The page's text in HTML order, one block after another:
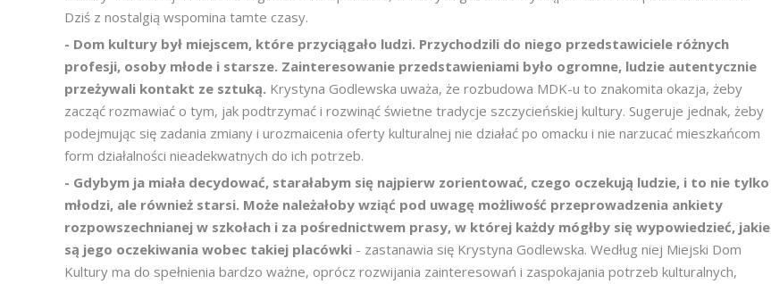
Dziś z nostalgią wspomina tamte czasy.
- Dom kultury był miejscem, które przyciągało ludzi. Przychodzili do niego przedstawiciele różnych
profesji, osoby młode i starsze. Zainteresowanie przedstawieniami było ogromne, ludzie autentycznie
przeżywali kontakt ze sztuką. Krystyna Godlewska uważa, że rozbudowa MDK-u to znakomita okazja, żeby
zacząć rozmawiać o tym, jak podtrzymać i rozwinąć świetne tradycje szczycieńskiej kultury. Sugeruje jednak, żeby
podejmując się zadania zmiany i urozmaicenia oferty kulturalnej nie działać po omacku i nie narzucać mieszkańcom
form działalności nieadekwatnych do ich potrzeb.
- Gdybym ja miała decydować, starałabym się najpierw zorientować, czego oczekują ludzie, i to nie tylko
młodzi, ale również starsi. Może należałoby wziąć pod uwagę możliwość przeprowadzenia ankiety
rozpowszechnianej w szkołach i za pośrednictwem prasy, w której każdy mógłby się wypowiedzieć, jakie
są jego oczekiwania wobec takiej placówki - zastanawia się Krystyna Godlewska. Według niej Miejski Dom
Kultury ma do spełnienia bardzo ważne, oprócz rozwijania zainteresowań i zaspokajania potrzeb kulturalnych,